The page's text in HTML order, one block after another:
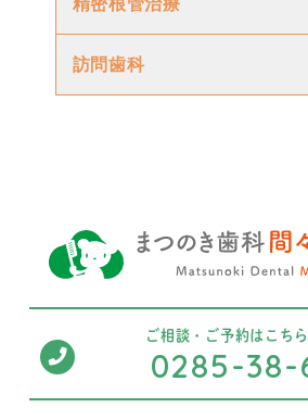
精密根管治療
訪問歯科
ご相談・ご予約はこち
0285-38-